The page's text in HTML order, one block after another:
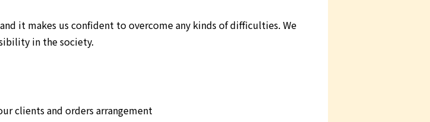
it makes us confident to overcome any kinds of difficulties. We
in the society.
clients and orders arrangement